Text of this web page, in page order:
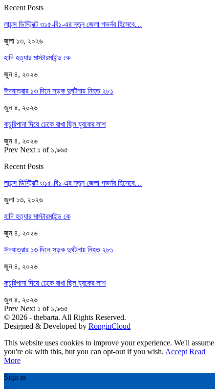
Recent Posts
লায়ন্স ডিস্ট্রিক্ট ৩১৫-বি১-এর নতুন জেলা গভর্নর হিসেবে…
জুলা ১৩, ২০২৬
হাদি হত্যার মাস্টারমাইন্ড কে
জুন ৪, ২০২৬
ঈদযাত্রার ১৩ দিনে সড়ক দুর্ঘটনায় নিহত ২৮১
জুন ৪, ২০২৬
কচুরিপানা দিয়ে ঢেকে রাখা ছিল যুবকের লাশ
জুন ৪, ২০২৬
Prev Next ১ of ১,৯৬৫
Recent Posts
লায়ন্স ডিস্ট্রিক্ট ৩১৫-বি১-এর নতুন জেলা গভর্নর হিসেবে…
জুলা ১৩, ২০২৬
হাদি হত্যার মাস্টারমাইন্ড কে
জুন ৪, ২০২৬
ঈদযাত্রার ১৩ দিনে সড়ক দুর্ঘটনায় নিহত ২৮১
জুন ৪, ২০২৬
কচুরিপানা দিয়ে ঢেকে রাখা ছিল যুবকের লাশ
জুন ৪, ২০২৬
Prev Next ১ of ১,৯৬৫
© 2026 - thebarta. All Rights Reserved.
Designed & Developed by RonginCloud
This website uses cookies to improve your experience. We'll assume
you're ok with this, but you can opt-out if you wish. Accept Read
More
Sign in